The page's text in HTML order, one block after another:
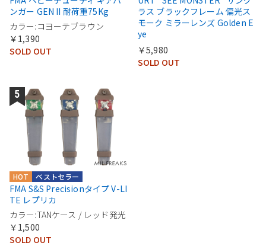
ンガー GEN II 耐荷重75Kg
カラー:コヨーテブラウン
￥1,390
SOLD OUT
ラス ブラックフレーム 偏光ス
モーク ミラーレンズ Golden E
ye
￥5,980
SOLD OUT
ベストセラー
HOT
FMA S&S Precisionタイプ V-LI
TE レプリカ
カラー:TANケース / レッド発光
￥1,500
SOLD OUT